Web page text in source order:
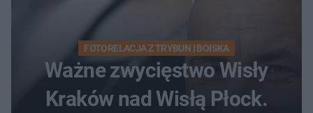
FOTORELACJA Z TRYBUN I BOISKA
Ważne zwycięstwo Wisły
Kraków nad Wisłą Płock.